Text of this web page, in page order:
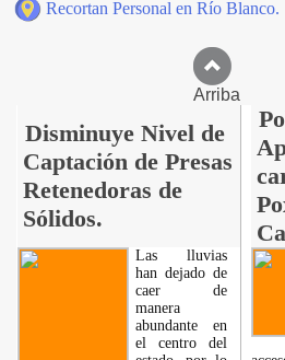
Recortan Personal en Río Blanco.
Disminuye Nivel de
Captación de Presas
Retenedoras de
Sólidos.
Las lluvias
han dejado de
caer de
manera
abundante en
el centro del